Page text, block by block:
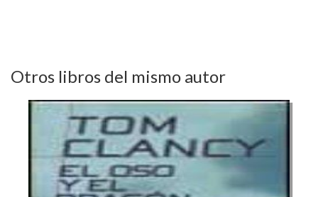
Otros libros del mismo autor